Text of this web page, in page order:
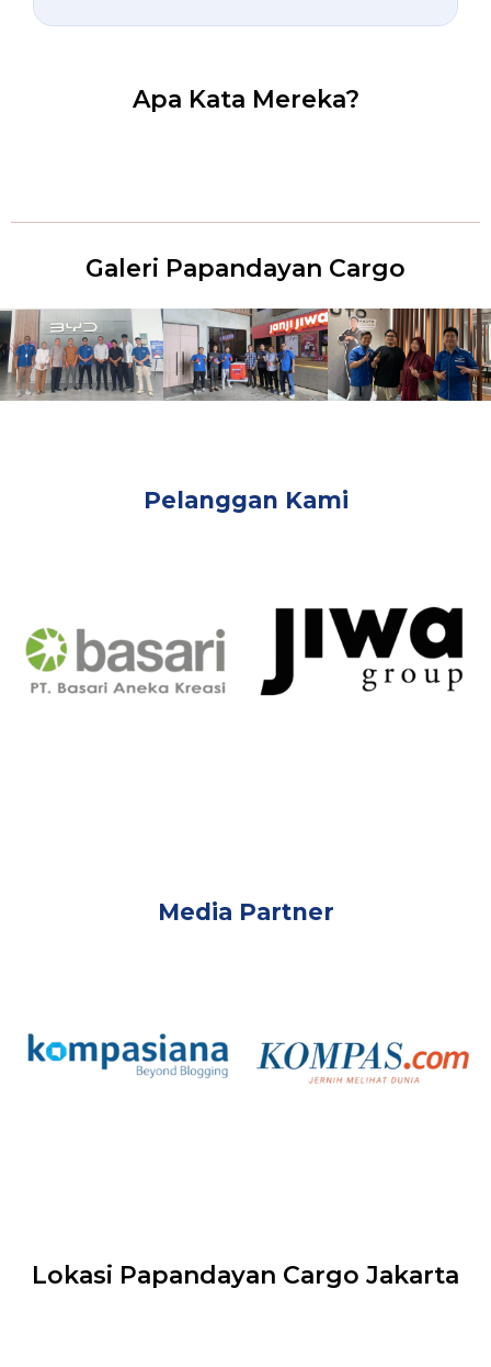
Apa Kata Mereka?
Galeri Papandayan Cargo
Pelanggan Kami
Media Partner
Lokasi Papandayan Cargo Jakarta